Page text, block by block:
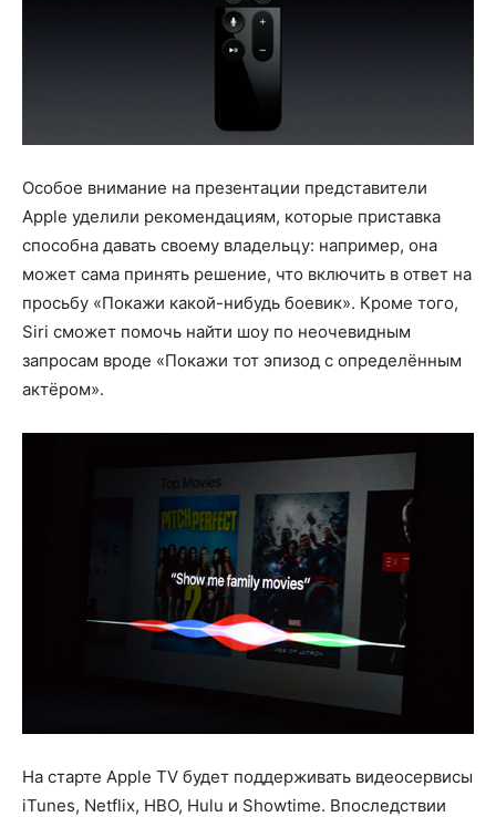
Особое внимание на презентации представители
Apple уделили рекомендациям, которые приставка
способна давать своему владельцу: например, она
может сама принять решение, что включить в ответ на
просьбу «Покажи какой-нибудь боевик». Кроме того,
Siri сможет помочь найти шоу по неочевидным
запросам вроде «Покажи тот эпизод с определённым
актёром».
На старте Apple TV будет поддерживать видеосервисы
iTunes, Netflix, HBO, Hulu и Showtime. Впоследствии